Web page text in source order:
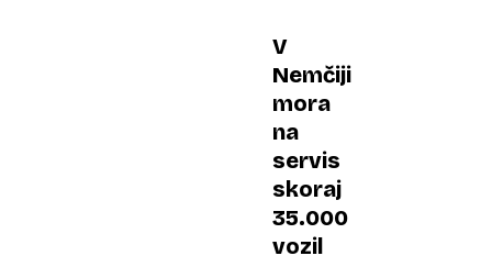
V
Nemčiji
mora
na
servis
skoraj
35.000
vozil